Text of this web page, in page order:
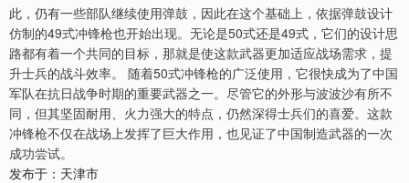
此，仍有一些部队继续使用弹鼓，因此在这个基础上，依据弹鼓设计
仿制的49式冲锋枪也开始出现。无论是50式还是49式，它们的设计思
路都有着一个共同的目标，那就是使这款武器更加适应战场需求，提
升士兵的战斗效率。 随着50式冲锋枪的广泛使用，它很快成为了中国
军队在抗日战争时期的重要武器之一。尽管它的外形与波波沙有所不
同，但其坚固耐用、火力强大的特点，仍然深得士兵们的喜爱。这款
冲锋枪不仅在战场上发挥了巨大作用，也见证了中国制造武器的一次
成功尝试。
发布于：天津市